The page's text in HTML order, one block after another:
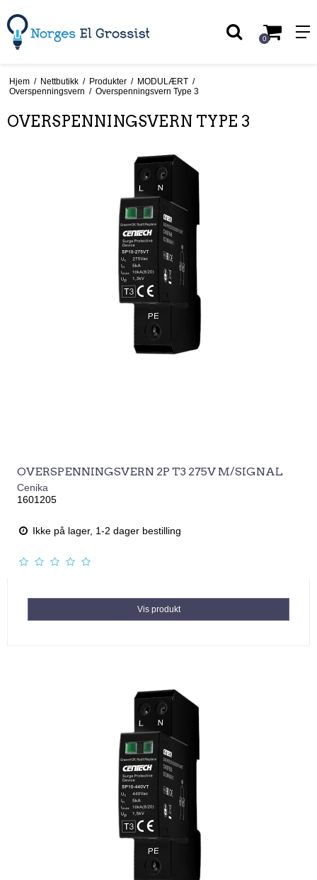
0
Hjem / Nettbutikk / Produkter / MODULÆRT /
Overspenningsvern / Overspenningsvern Type 3
OVERSPENNINGSVERN TYPE 3
OVERSPENNINGSVERN 2P T3 275V M/SIGNAL
Cenika
1601205
Ikke på lager, 1-2 dager bestilling
Vis produkt